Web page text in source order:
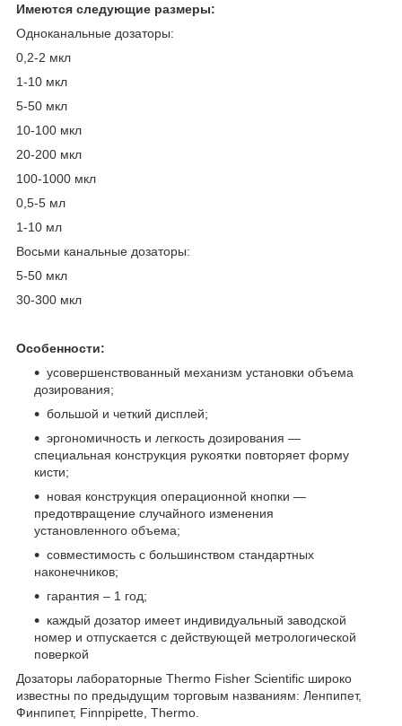
Имеются следующие размеры:
Одноканальные дозаторы:
0,2-2 мкл
1-10 мкл
5-50 мкл
10-100 мкл
20-200 мкл
100-1000 мкл
0,5-5 мл
1-10 мл
Восьми канальные дозаторы:
5-50 мкл
30-300 мкл
Особенности:
усовершенствованный механизм установки объема
дозирования;
большой и четкий дисплей;
эргономичность и легкость дозирования —
специальная конструкция рукоятки повторяет форму
кисти;
новая конструкция операционной кнопки —
предотвращение случайного изменения
установленного объема;
совместимость с большинством стандартных
наконечников;
гарантия – 1 год;
каждый дозатор имеет индивидуальный заводской
номер и отпускается с действующей метрологической
поверкой
Дозаторы лабораторные Thermo Fisher Scientific широко
известны по предыдущим торговым названиям: Ленпипет,
Финпипет, Finnpipette, Thermo.